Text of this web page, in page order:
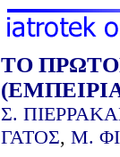
ΤΟ
Σ.
ΓΑΤΟΣ, Μ.